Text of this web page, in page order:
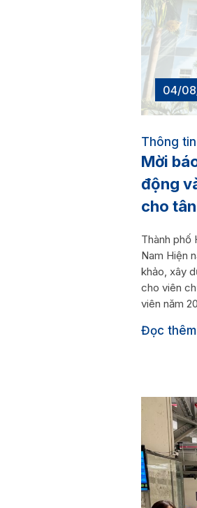
04/
Thông
Mời
động
cho
Thành phố
Nam Hiện
khảo, xây
cho viên
viên năm
Đọc thêm